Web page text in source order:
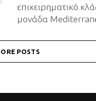
επιχειρηματικό
μονάδα
POSTS